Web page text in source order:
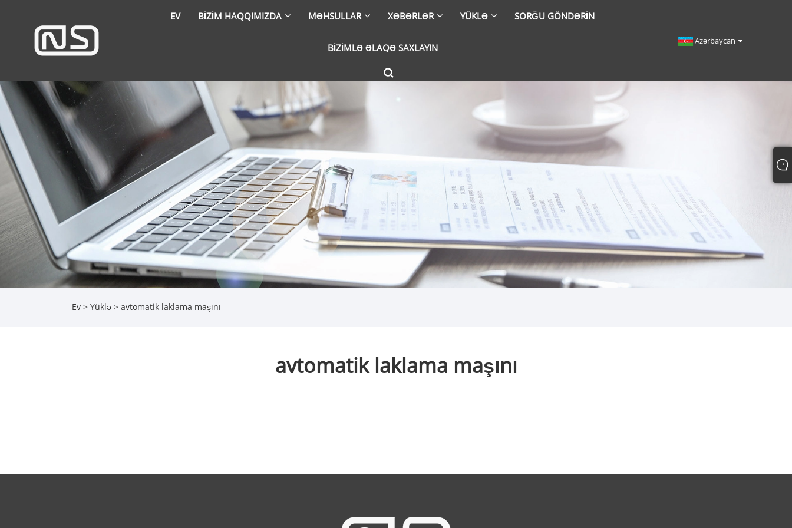
EV BIZIM HAQQIMIZDA MƏHSULLAR XƏBƏRLƏR YÜKLƏ SORĞU GÖNDƏRIN
BIZIMLƏ ƏLAQƏ SAXLAYIN
Azərbaycan
Ev > Yüklə > avtomatik laklama maşını
avtomatik laklama maşını